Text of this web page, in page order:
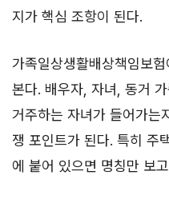
지가 핵심 조항이 된다.
가족일상생활배상책임보
본다. 배우자, 자녀, 동거
거주하는 자녀가 들어가는
쟁 포인트가 된다. 특히 주
에 붙어 있으면 명칭만 보